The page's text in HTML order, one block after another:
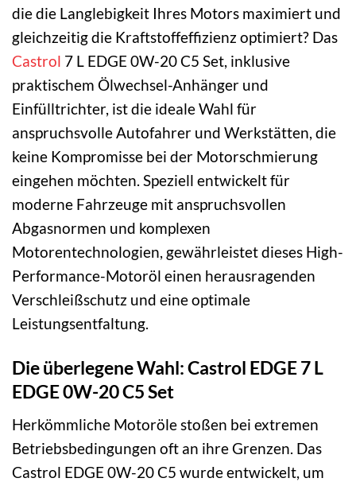
die die Langlebigkeit Ihres Motors maximiert und
gleichzeitig die Kraftstoffeffizienz optimiert? Das
Castrol 7 L EDGE 0W-20 C5 Set, inklusive
praktischem Ölwechsel-Anhänger und
Einfülltrichter, ist die ideale Wahl für
anspruchsvolle Autofahrer und Werkstätten, die
keine Kompromisse bei der Motorschmierung
eingehen möchten. Speziell entwickelt für
moderne Fahrzeuge mit anspruchsvollen
Abgasnormen und komplexen
Motorentechnologien, gewährleistet dieses High-
Performance-Motoröl einen herausragenden
Verschleißschutz und eine optimale
Leistungsentfaltung.
Die überlegene Wahl: Castrol EDGE 7 L
EDGE 0W-20 C5 Set
Herkömmliche Motoröle stoßen bei extremen
Betriebsbedingungen oft an ihre Grenzen. Das
Castrol EDGE 0W-20 C5 wurde entwickelt, um